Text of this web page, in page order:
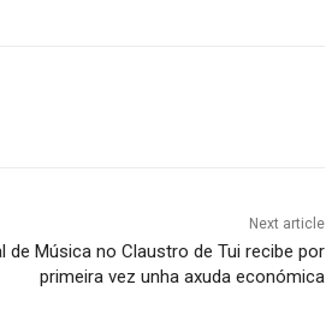
Next article
de Música no Claustro de Tui recibe por
primeira vez unha axuda económica